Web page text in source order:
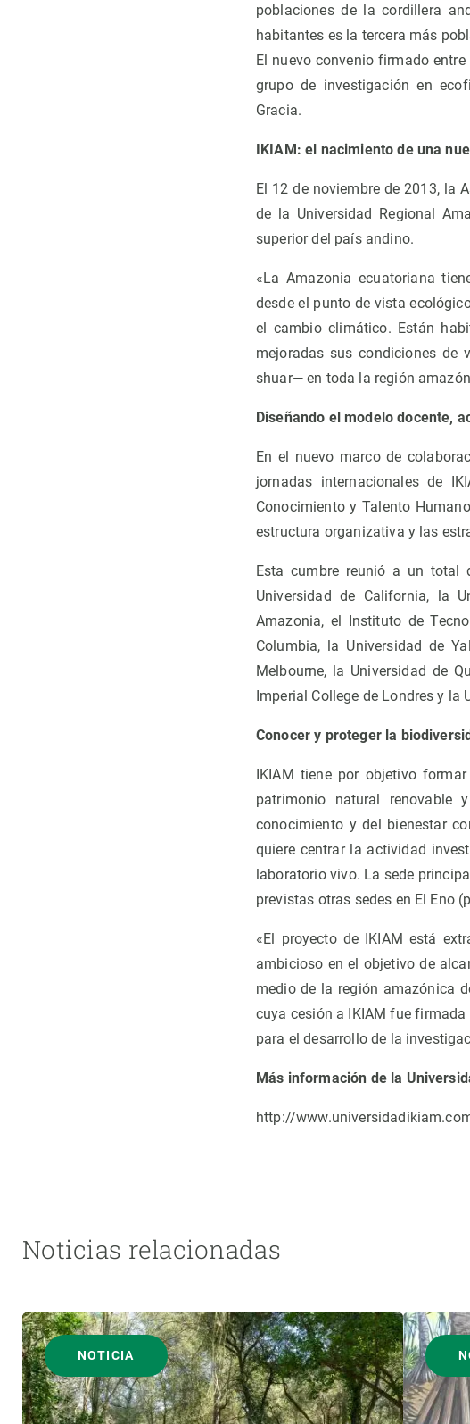
poblaciones de la cordillera
habitantes es la tercera más
El nuevo convenio firmado
grupo de investigación en
Gracia.
IKIAM: el nacimiento de una
El 12 de noviembre de 2013, la
de la Universidad Regional
superior del país andino.
«La Amazonia ecuatoriana
desde el punto de vista
el cambio climático. Están
mejoradas sus condiciones de
shuar— en toda la región
Diseñando el modelo docente,
En el nuevo marco de
jornadas internacionales de
Conocimiento y Talento
estructura organizativa y las
Esta cumbre reunió a un total
Universidad de California, la
Amazonia, el Instituto de
Columbia, la Universidad de
Melbourne, la Universidad de
Imperial College de Londres y la
Conocer y proteger la
IKIAM tiene por objetivo
patrimonio natural renovable
conocimiento y del bienestar
quiere centrar la actividad
laboratorio vivo. La sede
previstas otras sedes en El Eno
«El proyecto de IKIAM está
ambicioso en el objetivo de
medio de la región amazónica
cuya cesión a IKIAM fue
para el desarrollo de la
Más información de la
http://
Noticias relacionadas
NOTICIA